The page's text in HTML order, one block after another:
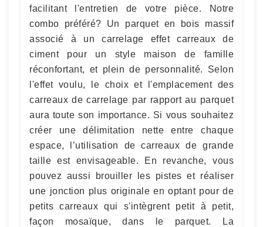
facilitant l'entretien de votre pièce. Notre
combo préféré? Un parquet en bois massif
associé à un carrelage effet carreaux de
ciment pour un style maison de famille
réconfortant, et plein de personnalité. Selon
l'effet voulu, le choix et l'emplacement des
carreaux de carrelage par rapport au parquet
aura toute son importance. Si vous souhaitez
créer une délimitation nette entre chaque
espace, l’utilisation de carreaux de grande
taille est envisageable. En revanche, vous
pouvez aussi brouiller les pistes et réaliser
une jonction plus originale en optant pour de
petits carreaux qui s'intègrent petit à petit,
façon mosaïque, dans le parquet. La